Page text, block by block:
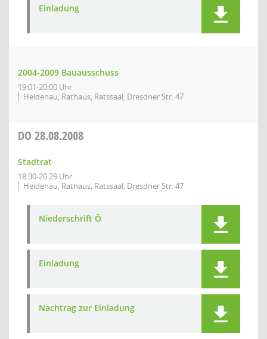
Einladung
2004-2009 Bauausschuss
19:01-20:00 Uhr
Heidenau, Rathaus, Ratssaal, Dresdner Str. 47
DO 28.08.2008
Stadtrat
18:30-20:29 Uhr
Heidenau, Rathaus, Ratssaal, Dresdner Str. 47
Niederschrift Ö
Einladung
Nachtrag zur Einladung